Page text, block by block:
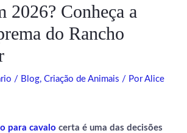
2026? Conheça a
do Rancho
/ Blog, Criação de Animais / PorAlice
para cavalo certa é uma das decisões